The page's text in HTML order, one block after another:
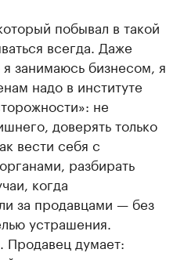
побывал в такой
всегда. Даже
занимаюсь бизнесом, я
надо в институте
не
доверять только
вести себя с
разбирать
когда
за продавцами — без
устрашения.
Продавец думает: